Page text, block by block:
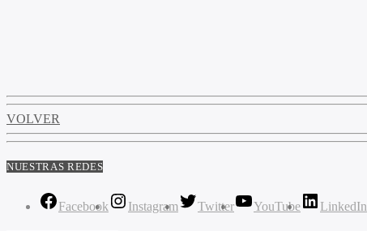
VOLVER
NUESTRAS REDES
Facebook Instagram Twitter YouTube LinkedIn